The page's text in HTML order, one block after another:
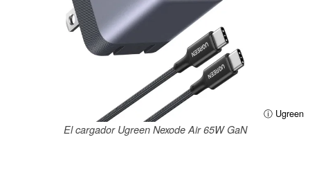
ⓘ Ugreen
El cargador Ugreen Nexode Air 65W GaN